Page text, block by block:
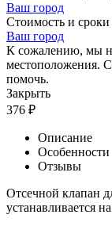
Ваш город
Стоимость и сроки
Ваш город
К сожалению, мы
местоположения.
помочь.
Закрыть
376 ₽
Описание
Особенности
Отзывы
Отсечной клапан
устанавливается